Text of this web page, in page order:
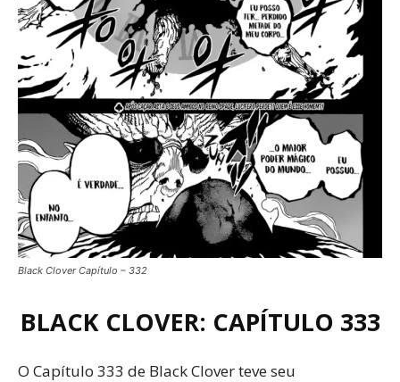
Black Clover Capítulo – 332
BLACK CLOVER: CAPÍTULO 333
O Capítulo 333 de Black Clover teve seu